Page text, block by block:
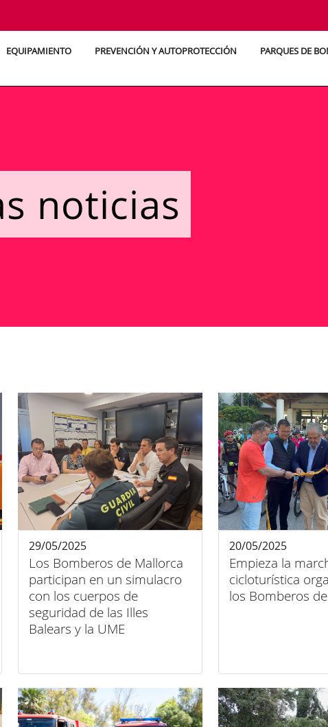
EQUIPAMIENTO PREVENCIÓN Y AUTOPROTECCIÓN PARQUES DE
noticias
Los Bomberos de Mallorca
participan en un simulacro
con los cuerpos de
seguridad de las Illes
Balears y la UME
29/05/2025
Empieza la
cicloturística
los Bomberos
20/05/2025